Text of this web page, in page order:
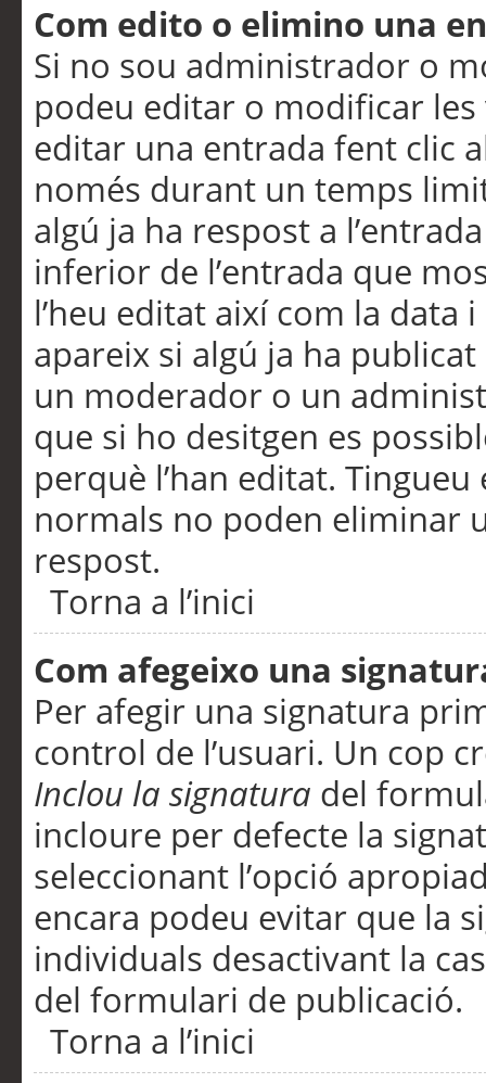
Com edito o elimino una
Si no sou administrador o
podeu editar o modificar
editar una entrada fent clic
només durant un temps
algú ja ha respost a
inferior de l’entrada que
l’heu editat així com la data
apareix si algú ja ha
un moderador o un
que si ho desitgen es
perquè l’han editat.
normals no poden eliminar
respost.
Torna a l’inici
Com afegeixo una
Per afegir una signatura
control de l’usuari. Un cop
Inclou la signatura del
incloure per defecte la
seleccionant l’opció
encara podeu evitar que la
individuals desactivant la
del formulari de publicació.
Torna a l’inici